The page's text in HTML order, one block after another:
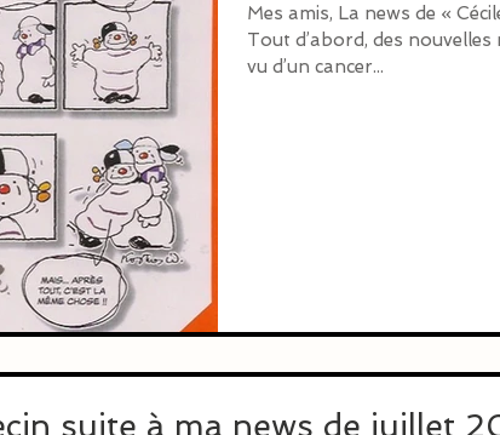
Mes amis, La news de «
Tout d’abord, des nouvelles
vu d’un cancer...
suite à ma news de juillet